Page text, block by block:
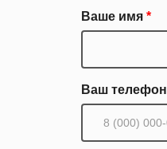
Ваше имя
Ваш телефон